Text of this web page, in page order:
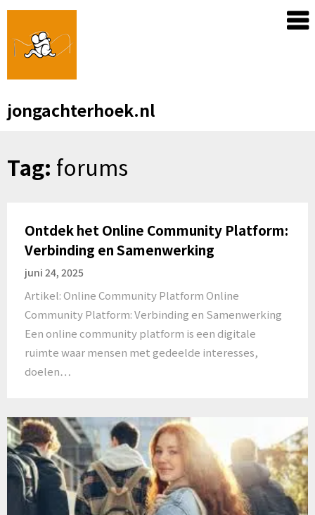
Skip
content
jongachterhoek.nl
Tag: forums
Ontdek het Online Community Platform:
Verbinding en Samenwerking
juni 24, 2025
Artikel: Online Community Platform Online
Community Platform: Verbinding en Samenwerking
Een online community platform is een digitale
ruimte waar mensen met gedeelde interesses,
doelen…